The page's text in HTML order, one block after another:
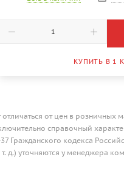
КУПИТЬ В 1
от цен в розничных
справочный
Гражданского кодекса
д.) уточняются у менеджера